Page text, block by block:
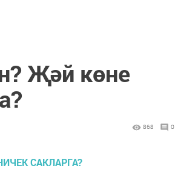
Җәй көне
868 0